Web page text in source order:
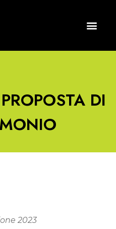
DI
2023